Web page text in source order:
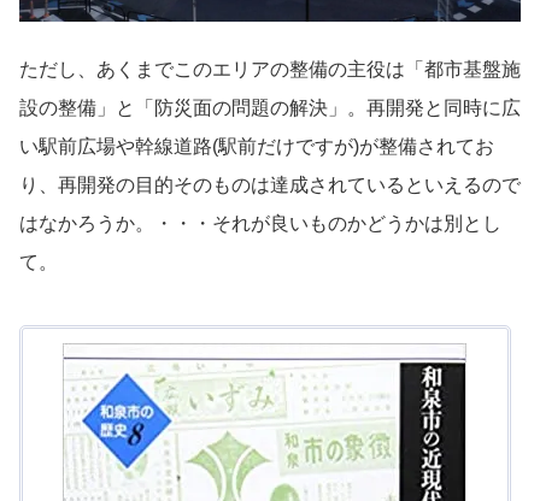
ただし、あくまでこのエリアの整備の主役は「都市基盤施
設の整備」と「防災面の問題の解決」。再開発と同時に広
い駅前広場や幹線道路(駅前だけですが)が整備されてお
り、再開発の目的そのものは達成されているといえるので
はなかろうか。・・・それが良いものかどうかは別とし
て。